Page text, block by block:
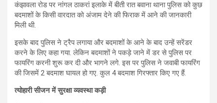
कंझावला रोड पर नांगल ठाकरां इलाके में बीती रात बवाना थाना पुलिस को कुछ
बदमाशों के किसी वारदात को अंजाम देने की फिराक में आने की जानकारी
मिली थी.
इसके बाद पुलिस ने ट्रैप लगाया और बदमाशों के आने के बाद उन्हें सरेंडर
करने के लिए कहा गया. लेकिन बदमाशों ने पकड़े जाने में डर से पुलिस पर
फायरिंग करनी शुरू कर दी और भागने लगे. इस पर पुलिस ने जवाबी फायरिंग
की जिसमें 2 बदमाश घायल हो गए. कुल 4 बदमाश गिरफ्तार किए गए हैं.
त्योहारी सीजन में सुरक्षा व्यवस्था कड़ी